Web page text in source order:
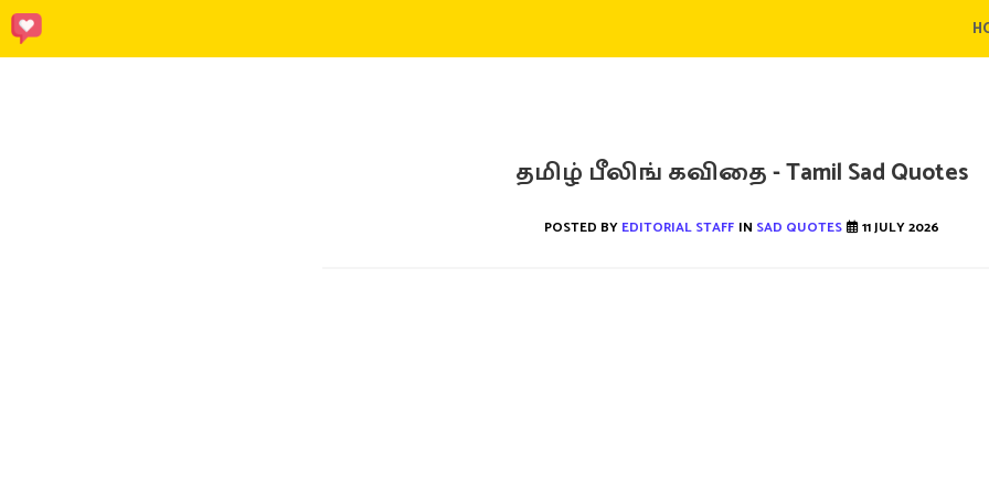
தமிழ் பீலிங் கவிதை - Tamil Sad Quotes
POSTED BY EDITORIAL STAFF IN SAD QUOTES 11 JULY 2026